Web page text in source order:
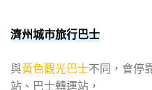
濟州城市旅行巴士
與黃色觀光巴士不同，會停
站、巴士轉運站，